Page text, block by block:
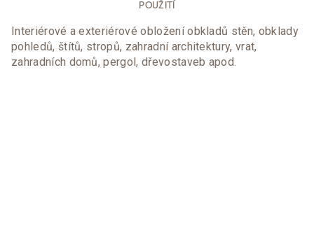
POUŽITÍ
Interiérové a exteriérové obložení obkladů stěn, obklady
pohledů, štítů, stropů, zahradní architektury, vrat,
zahradních domů, pergol, dřevostaveb apod.